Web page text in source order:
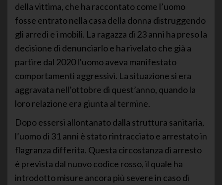
della vittima, che ha raccontato come l’uomo
fosse entrato nella casa della donna distruggendo
gli arredi e i mobili. La ragazza di 23 anni ha preso la
decisione di denunciarlo e ha rivelato che già a
partire dal 2020 l’uomo aveva manifestato
comportamenti aggressivi. La situazione si era
aggravata nell’ottobre di quest’anno, quando la
loro relazione era giunta al termine.
Dopo essersi allontanato dalla struttura sanitaria,
l’uomo di 31 anni è stato rintracciato e arrestato in
flagranza differita. Questa circostanza di arresto
è prevista dal nuovo codice rosso, il quale ha
introdotto misure ancora più severe in caso di